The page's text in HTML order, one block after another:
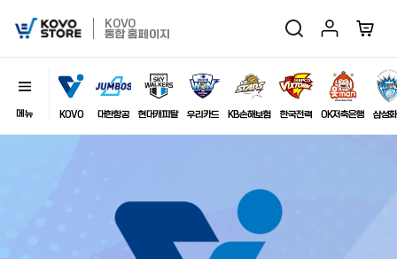
KOVO
Store
KOVO
통합 홈페이지
검색
닫기
자동저장
마이페이지장바구
이미지
KOVO 대한항공 현대캐피탈 우리카드 KB손해보험 한국전력 OK저축은행 삼성